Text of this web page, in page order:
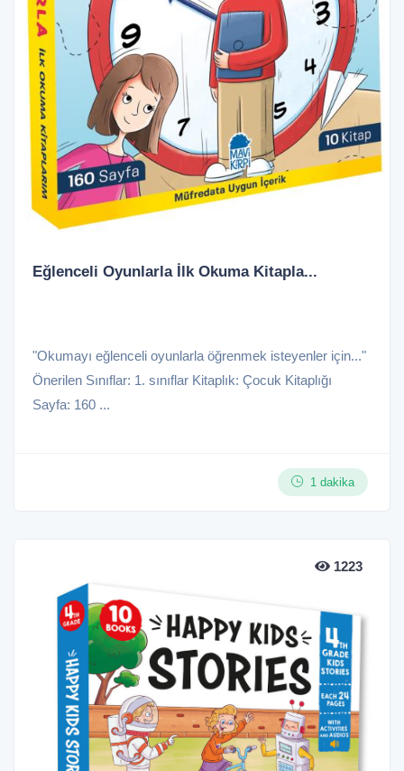
Eğlenceli Oyunlarla İlk Okuma Kitapla...
"Okumayı eğlenceli oyunlarla öğrenmek isteyenler için..."
Önerilen Sınıflar: 1. sınıflar Kitaplık: Çocuk Kitaplığı
Sayfa: 160 ...
1 dakika
1223